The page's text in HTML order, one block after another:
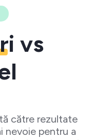
vs
către rezultate
nevoie pentru a